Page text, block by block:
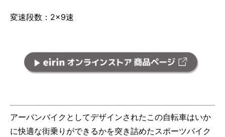
変速段数：2×9速
アーバンバイクとしてデザインされたこの自転車はいか
に快適な街乗りができるかを突き詰めたスポーツバイク